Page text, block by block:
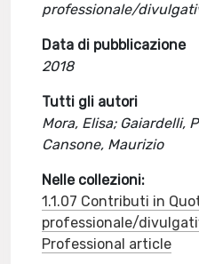
professionale/
Data di pubblicazione
2018
Tutti gli autori
Mora, Elisa; Gaiardelli,
Cansone, Maurizio
Nelle collezioni:
1.1.07 Contributi in
professionale/
Professional article